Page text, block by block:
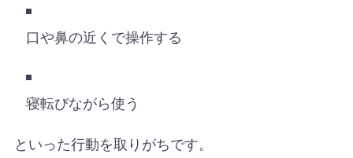
口や鼻の近くで操作する
寝転びながら使う
といった行動を取りがちです。